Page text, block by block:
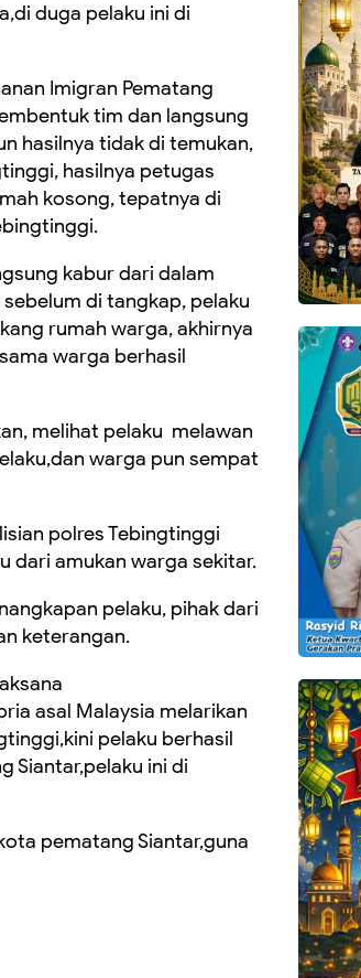
duga pelaku ini di
Imigran Pematang
tim dan langsung
hasilnya tidak di temukan,
hasilnya petugas
kosong, tepatnya di
kabur dari dalam
di tangkap, pelaku
rumah warga, akhirnya
warga berhasil
melihat pelaku melawan
warga pun sempat
polres Tebingtinggi
dari amukan warga sekitar.
pelaku, pihak dari
keterangan.
asal Malaysia melarikan
pelaku berhasil
Siantar,pelaku ini di
pematang Siantar,guna